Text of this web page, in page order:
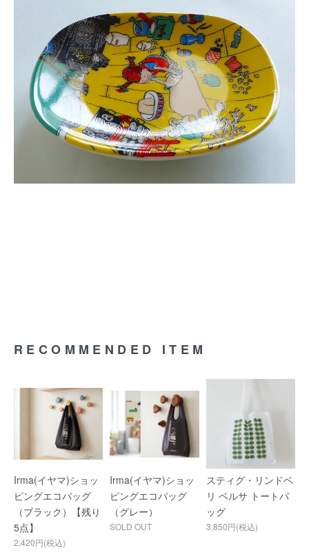
RECOMMENDED ITEM
Irma(イヤマ)ショッ
ピングエコバッグ
（ブラック）【残り
5点】
2,420円(税込)
Irma(イヤマ)ショッ
ピングエコバッグ
（グレー）
SOLD OUT
スティグ・リンドベ
リ ベルサ トートバ
ッグ
3,850円(税込)